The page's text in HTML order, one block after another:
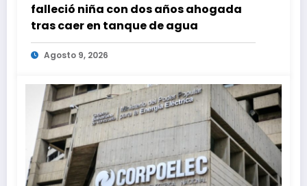
falleció niña con dos años ahogada
tras caer en tanque de agua
Agosto 9, 2026